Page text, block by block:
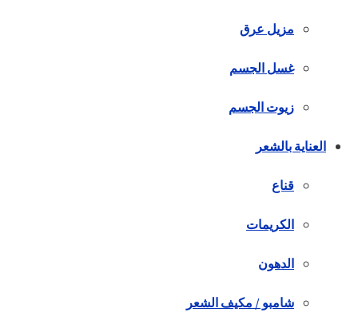
مزيل عرق
غسل الجسم
زيوت الجسم
العناية بالشعر
قناع
الكريمات
الدهون
شامبو / مكيف الشعر